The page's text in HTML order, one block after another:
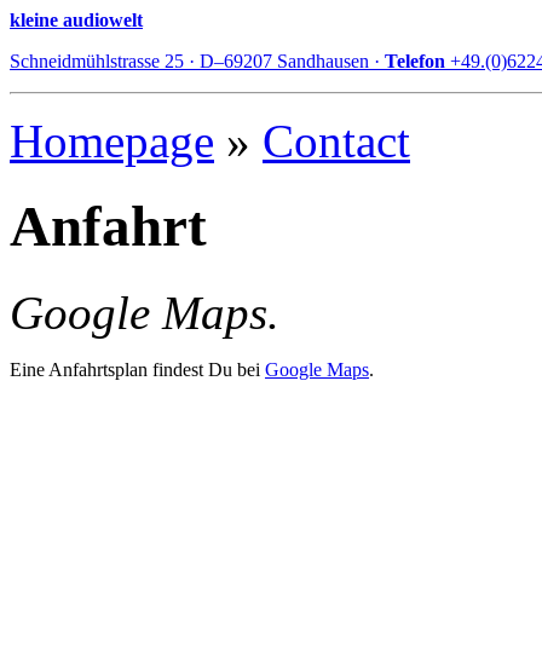
kleine audiowelt
Schneidmühlstrasse 25 · D–69207 Sandhausen · Telefon
Homepage » Contact
Anfahrt
Google Maps.
Eine Anfahrtsplan findest Du bei Google Maps.